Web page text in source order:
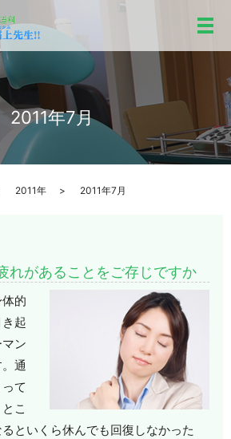
メ
2011年7月
2011年 2011年7月
れがあることをご存じですか
的
起
ン
通
て
こ
といくら休んでも回復しなかった